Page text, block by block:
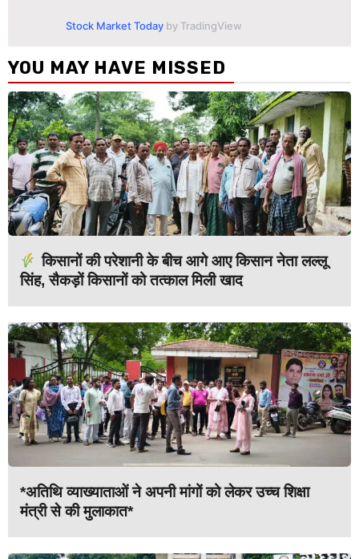
Stock Market Today by TradingView
YOU MAY HAVE MISSED
किसानों की परेशानी के बीच आगे आए किसान नेता लल्लू
सिंह, सैकड़ों किसानों को तत्काल मिली खाद
*अतिथि व्याख्याताओं ने अपनी मांगों को लेकर उच्च शिक्षा
मंत्री से की मुलाकात*